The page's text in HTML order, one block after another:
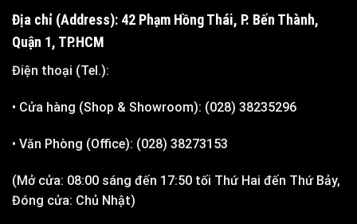
Địa chỉ (Address): 42 Phạm Hồng Thái, P. Bến Thành,
Quận 1, TP.HCM
Điện thoại (Tel.):
• Cửa hàng (Shop & Showroom): (028) 38235296
• Văn Phòng (Office): (028) 38273153
(Mở cửa: 08:00 sáng đến 17:50 tối Thứ Hai đến Thứ Bảy,
Đóng cửa: Chủ Nhật)